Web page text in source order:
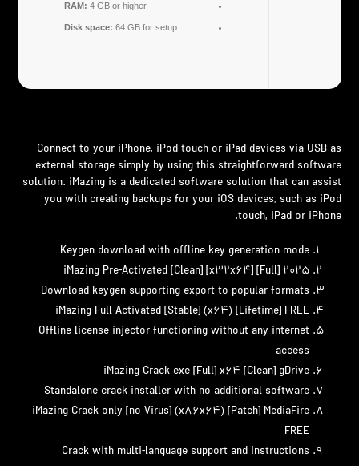
RAM: 4 GB or higher
Disk space: 64 GB for setup
Connect to your iPhone, iPod touch or iPad devices via USB as
external storage simply by using this straightforward software
solution. iMazing is a dedicated software solution that can assist
you with creating backups for your iOS devices, such as iPod
touch, iPad or iPhone.
Keygen download with offline key generation mode
iMazing Pre-Activated [Clean] [x32x64] [Full] 2025
Download keygen supporting export to popular formats
iMazing Full-Activated [Stable] (x64) [Lifetime] FREE
Offline license injector functioning without any internet
access
iMazing Crack exe [Full] x64 [Clean] gDrive
Standalone crack installer with no additional software
iMazing Crack only [no Virus] (x86x64) [Patch] MediaFire
FREE
Crack with multi-language support and instructions